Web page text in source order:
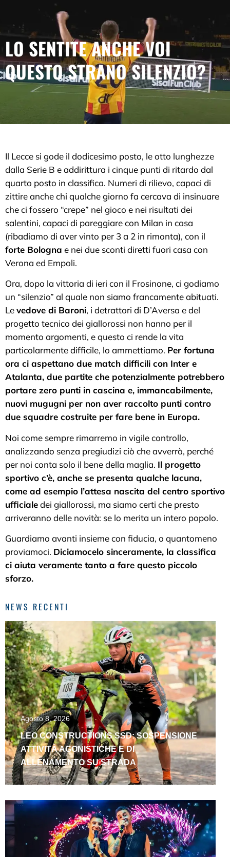
LO SENTITE ANCHE VOI
QUESTO STRANO SILENZIO?
Il Lecce si gode il dodicesimo posto, le otto lunghezze
dalla Serie B e addirittura i cinque punti di ritardo dal
quarto posto in classifica. Numeri di rilievo, capaci di
zittire anche chi qualche giorno fa cercava di insinuare
che ci fossero “crepe” nel gioco e nei risultati dei
salentini, capaci di pareggiare con Milan in casa
(ribadiamo di aver vinto per 3 a 2 in rimonta), con il
forte Bologna e nei due sconti diretti fuori casa con
Verona ed Empoli.
Ora, dopo la vittoria di ieri con il Frosinone, ci godiamo
un “silenzio” al quale non siamo francamente abituati.
Levedove di Baroni, i detrattori di D’Aversa e del
progetto tecnico dei giallorossi non hanno per il
momento argomenti, e questo ci rende la vita
particolarmente difficile, lo ammettiamo. Per fortuna
ora ci aspettano due match difficili con Inter e
Atalanta, due partite che potenzialmente potrebbero
portare zero punti in cascina e, immancabilmente,
nuovi mugugni per non aver raccolto punti contro
due squadre costruite per fare bene in Europa.
Noi come sempre rimarremo in vigile controllo,
analizzando senza pregiudizi ciò che avverrà, perché
per noi conta solo il bene della maglia. Il progetto
sportivo c’è, anche se presenta qualche lacuna,
come ad esempio l’attesa nascita del centro sportivo
ufficialedei giallorossi, ma siamo certi che presto
arriveranno delle novità: se lo merita un intero popolo.
Guardiamo avanti insieme con fiducia, o quantomeno
proviamoci. Diciamocelo sinceramente, la classifica
ci aiuta veramente tanto a fare questo piccolo
sforzo.
NEWS RECENTI
Agosto 8, 2026
LEO CONSTRUCTIONS SSD: SOSPENSIONE
ATTIVITÀ AGONISTICHE E DI
ALLENAMENTO SU STRADA